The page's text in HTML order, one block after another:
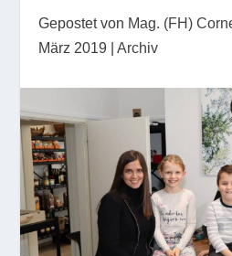
Gepostet von Mag. (FH)
März 2019 |Archiv